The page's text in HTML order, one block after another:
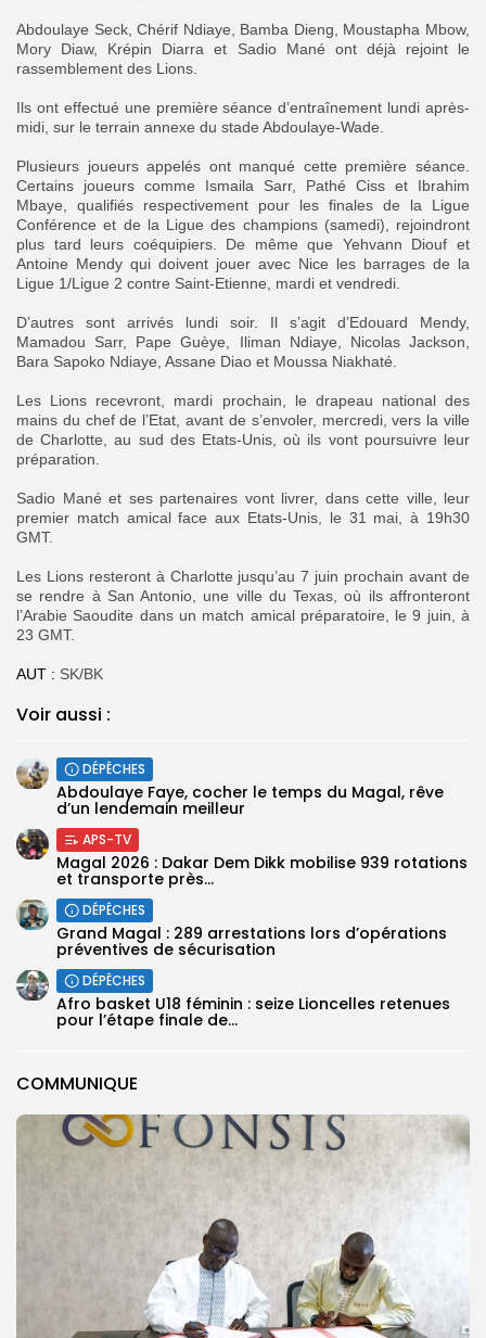
COMMUNIQUE
‎Abdoulaye Seck, Chérif Ndiaye, Bamba Dieng, Moustapha Mbow,
Mory Diaw, Krépin Diarra et Sadio Mané ont déjà rejoint le
rassemblement des Lions.
‎Ils ont effectué une première séance d’entraînement lundi après-
midi, sur le terrain annexe du stade Abdoulaye-Wade.
‎Plusieurs joueurs appelés ont manqué cette première séance.
Certains joueurs comme Ismaila Sarr, Pathé Ciss et Ibrahim
Mbaye, qualifiés respectivement pour les finales de la Ligue
Conférence et de la Ligue des champions (samedi), rejoindront
plus tard leurs coéquipiers. De même que Yehvann Diouf et
Antoine Mendy qui doivent jouer avec Nice les barrages de la
Ligue 1/Ligue 2 contre Saint-Etienne, mardi et vendredi.
‎D’autres sont arrivés lundi soir. Il s’agit d’Edouard Mendy,
Mamadou Sarr, Pape Guèye, Iliman Ndiaye, Nicolas Jackson,
Bara Sapoko Ndiaye, Assane Diao et Moussa Niakhaté.
‎Les Lions recevront, mardi prochain, le drapeau national des
mains du chef de l’Etat, avant de s’envoler, mercredi, vers la ville
de Charlotte, au sud des Etats-Unis, où ils vont poursuivre leur
préparation.
‎Sadio Mané et ses partenaires vont livrer, dans cette ville, leur
premier match amical face aux Etats-Unis, le 31 mai, à 19h30
GMT.
‎Les Lions resteront à Charlotte jusqu’au 7 juin prochain avant de
se rendre à San Antonio, une ville du Texas, où ils affronteront
l’Arabie Saoudite dans un match amical préparatoire, le 9 juin, à
23 GMT.
AUT : ‎SK/BK
Voir aussi :
DÉPÊCHES
Abdoulaye Faye, cocher le temps du Magal, rêve
d’un lendemain meilleur
APS-TV
Magal 2026 : Dakar Dem Dikk mobilise 939 rotations
et transporte près...
DÉPÊCHES
Grand Magal : 289 arrestations lors d’opérations
préventives de sécurisation
DÉPÊCHES
‎Afro basket U18 féminin : seize Lioncelles retenues
pour l’étape finale de...